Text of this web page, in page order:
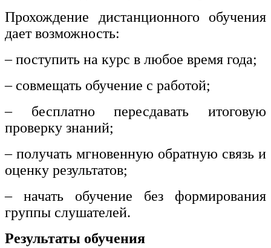
Прохождение дистанционного обучения
дает возможность:
– поступить на курс в любое время года;
– совмещать обучение с работой;
– бесплатно пересдавать итоговую
проверку знаний;
– получать мгновенную обратную связь и
оценку результатов;
– начать обучение без формирования
группы слушателей.
Результаты обучения